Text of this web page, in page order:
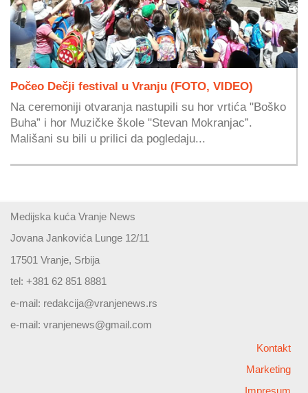
Počeo Dečji festival u Vranju (FOTO, VIDEO)
Na ceremoniji otvaranja nastupili su hor vrtića "Boško
Buha” i hor Muzičke škole "Stevan Mokranjac”.
Mališani su bili u prilici da pogledaju...
Medijska kuća Vranje News
Jovana Jankovića Lunge 12/11
17501 Vranje, Srbija
tel: +381 62 851 8881
e-mail: redakcija@vranjenews.rs
e-mail: vranjenews@gmail.com
Kontakt
Marketing